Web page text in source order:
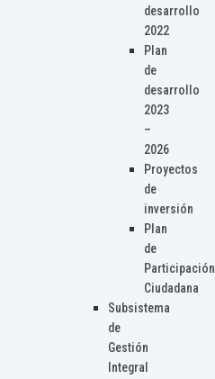
desarrollo
2022
Plan
de
desarrollo
2023
–
2026
Proyectos
de
inversión
Plan
de
Participación
Ciudadana
Subsistema
de
Gestión
Integral